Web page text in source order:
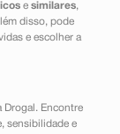
e similares,
disso, pode
e escolher a
Drogal. Encontre
sensibilidade e